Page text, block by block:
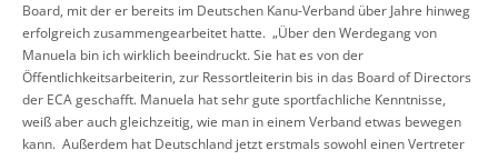
Board, mit der er bereits im Deutschen Kanu-Verband über Jahre hinweg
erfolgreich zusammengearbeitet hatte. „Über den Werdegang von
Manuela bin ich wirklich beeindruckt. Sie hat es von der
Öffentlichkeitsarbeiterin, zur Ressortleiterin bis in das Board of Directors
der ECA geschafft. Manuela hat sehr gute sportfachliche Kenntnisse,
weiß aber auch gleichzeitig, wie man in einem Verband etwas bewegen
kann. Außerdem hat Deutschland jetzt erstmals sowohl einen Vertreter